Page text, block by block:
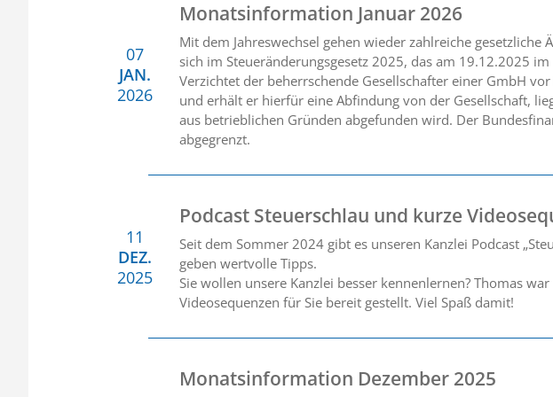
07
JAN.
2026
Monatsinformation Januar 2026
Mit dem Jahreswechsel gehen wieder zahlreiche
sich im Steueränderungsgesetz 2025, das am 19.12.2025
Verzichtet der beherrschende Gesellschafter einer GmbH
und erhält er hierfür eine Abfindung von der Gesellschaft,
aus betrieblichen Gründen abgefunden wird. Der
abgegrenzt.
11
DEZ.
2025
Podcast Steuerschlau und kurze
Seit dem Sommer 2024 gibt es unseren Kanzlei Podcast
geben wertvolle Tipps.
Sie wollen unsere Kanzlei besser kennenlernen? Thomas
Videosequenzen für Sie bereit gestellt. Viel Spaß damit!
Monatsinformation Dezember 2025